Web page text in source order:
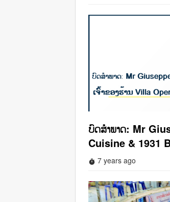
ບົດສໍາພາດ: Mr
Cuisine & 1931
timer 7 years ago